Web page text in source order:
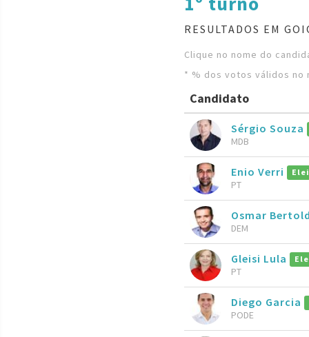
RESULTADOS EM
Clique no nome do
* % dos votos válidos no
Candidato
Sérgio Souza
MDB
Enio Verri
PT
Osmar
DEM
Gleisi Lula
PT
Diego Garcia
PODE